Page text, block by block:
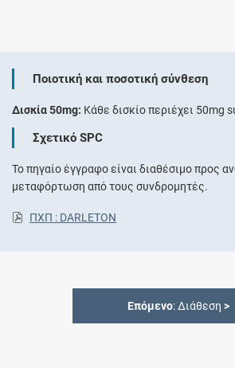
Ποιοτική και ποσοτική σύνθεση
Δισκία 50mg: Κάθε δισκίο περιέχει 50mg
Σχετικό SPC
Το πηγαίο έγγραφο είναι διαθέσιμο προς
μεταφόρτωση από τους συνδρομητές.
ΠΧΠ : DARLETON
Επόμενο: Διάθεση >